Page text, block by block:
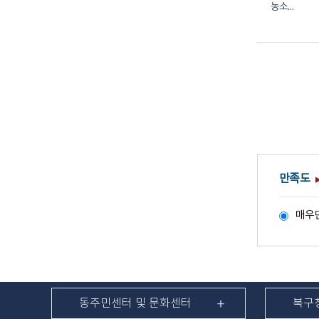
농소2동
만족도
매우
동주민센터 및 문화센터 북구